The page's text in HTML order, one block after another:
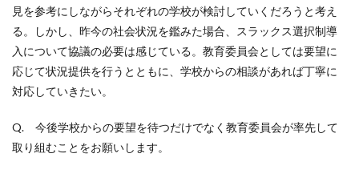
見を参考にしながらそれぞれの学校が検討していくだろうと考え
る。しかし、昨今の社会状況を鑑みた場合、スラックス選択制導
入について協議の必要は感じている。教育委員会としては要望に
応じて状況提供を行うとともに、学校からの相談があれば丁寧に
対応していきたい。
Q. 今後学校からの要望を待つだけでなく教育委員会が率先して
取り組むことをお願いします。